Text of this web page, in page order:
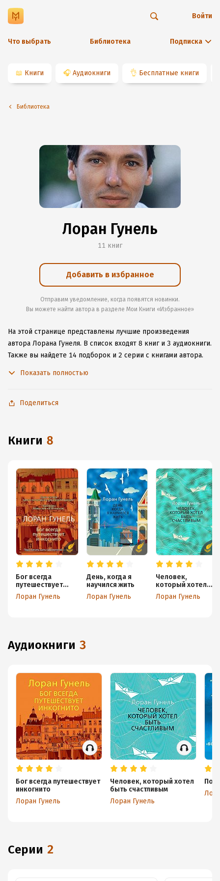
Что выбрать Библиотека Подписка
Войти
📖 Книги 🎧 Аудиокниги 👌 Бесплатные книги
Библиотека
Лоран Гунель
11 книг
Добавить в избранное
Отправим уведомление, когда появятся новинки.
Вы можете найти автора в разделе Мои Книги «Избранное»
На этой странице представлены лучшие произведения
автора Лорана Гунеля. В список входят 8 книг и 3 аудиокниги.
Также вы найдете 14 подборок и 2 серии с книгами автора.
Android, чтобы не расставаться с любимыми произведениями
Показать полностью
Поделиться
книги 8
Бог всегда
путешествует
инкогнито
Лоран Гунель
День, когда я
научился жить
Лоран Гунель
Человек,
который хотел
быть счастливым
Лоран Гунель
аудиокниги 3
Бог всегда путешествует
инкогнито
Лоран Гунель
Человек, который хотел
быть счастливым
Лоран Гунель
Серии 2